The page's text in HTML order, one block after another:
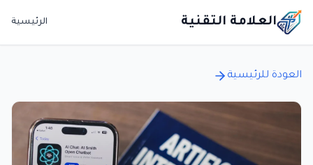
العلامة التقنية الرئيسية
العودة للرئيسية